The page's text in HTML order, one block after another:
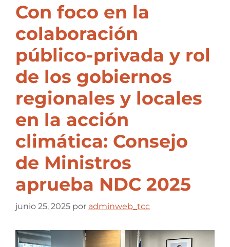
Con foco en la
colaboración
público-privada y rol
de los gobiernos
regionales y locales
en la acción
climática: Consejo
de Ministros
aprueba NDC 2025
junio 25, 2025 por adminweb_tcc